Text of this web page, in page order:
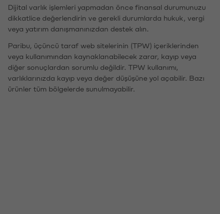
Dijital varlık işlemleri yapmadan önce finansal durumunuzu
dikkatlice değerlendirin ve gerekli durumlarda hukuk, vergi
veya yatırım danışmanınızdan destek alın.
Paribu, üçüncü taraf web sitelerinin (TPW) içeriklerinden
veya kullanımından kaynaklanabilecek zarar, kayıp veya
diğer sonuçlardan sorumlu değildir. TPW kullanımı,
varlıklarınızda kayıp veya değer düşüşüne yol açabilir. Bazı
ürünler tüm bölgelerde sunulmayabilir.